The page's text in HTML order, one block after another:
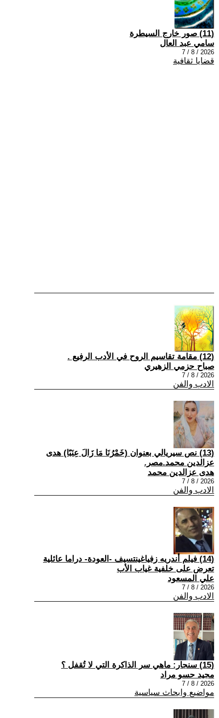
(11) صور خارج السيطرة
سامي عبد العال
2026 / 8 / 7
قضايا ثقافية
(12) مقامة تقاسيم الروح في الأدب الرفيع .
صباح حزمي الزهيري
2026 / 8 / 7
الادب والفن
(13) نص سيريالي بعنوان (خَمْرُنَا مَا زَالَ عِنَبًا) هدى
عزالدين محمد.مصر.
هدى عزالدين محمد
2026 / 8 / 7
الادب والفن
(14) فيلم أندريه زفياغينتسيف -العودة- دراما عائلية
تعرض على خلفية غياب الأب
علي المسعود
2026 / 8 / 7
الادب والفن
(15) سنجار: ماهي سر الذاكرة التي لا تُقفل ؟
مجيد حسو مراد
2026 / 8 / 7
مواضيع وابحاث سياسية